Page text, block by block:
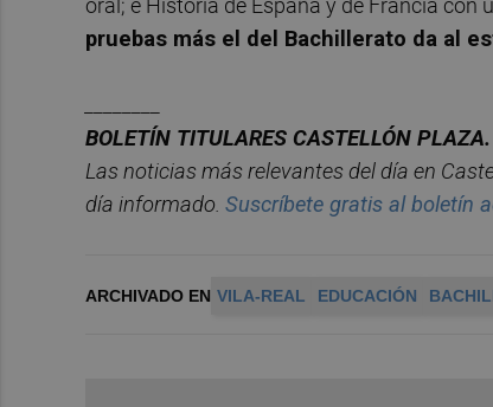
oral; e Historia de España y de Francia con
pruebas más el del Bachillerato da al
BOLETÍN TITULARES CASTELLÓN PLAZA.
Las noticias más relevantes del día en
día informado. Suscríbete gratis alboletín
ARCHIVADO EN VILA-REAL EDUCACIÓN